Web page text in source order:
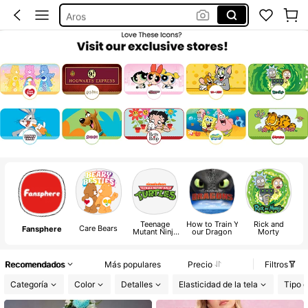
Aros
Squishies
Fansphere Care Bears Teenage
Mutant Ninja
How to Train Y
our Dragon
Rick and
Morty
Recomendados Más populares Precio
Filtros
Categoría
Color Detalles Elasticidad de la tela Tipo